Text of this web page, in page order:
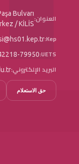
العنوان:Bulvarı
/ KİLİS
Kep:
UETS:
79950
البريد الإلكتروني:
حق الاستعلام